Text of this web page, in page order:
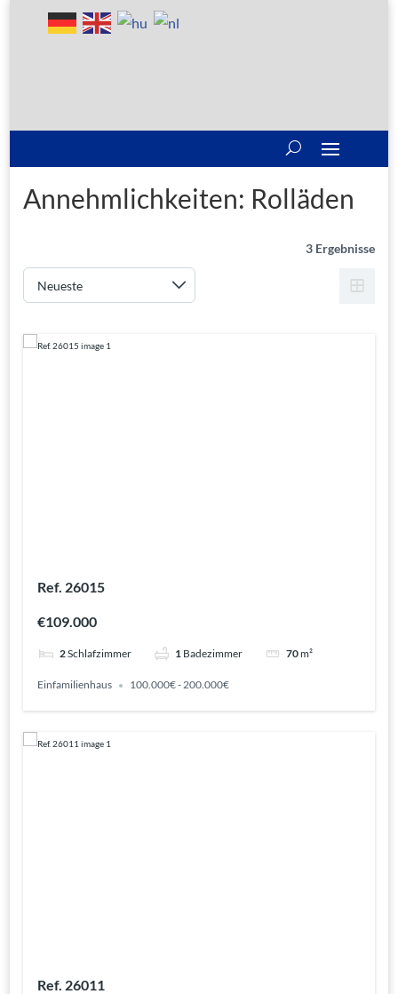
Annehmlichkeiten: Rolläden
3 Ergebnisse
Ref. 26015
€109.000
2Schlafzimmer 1 Badezimmer 70m²
Einfamilienhaus 100.000€ - 200.000€
Ref. 26011